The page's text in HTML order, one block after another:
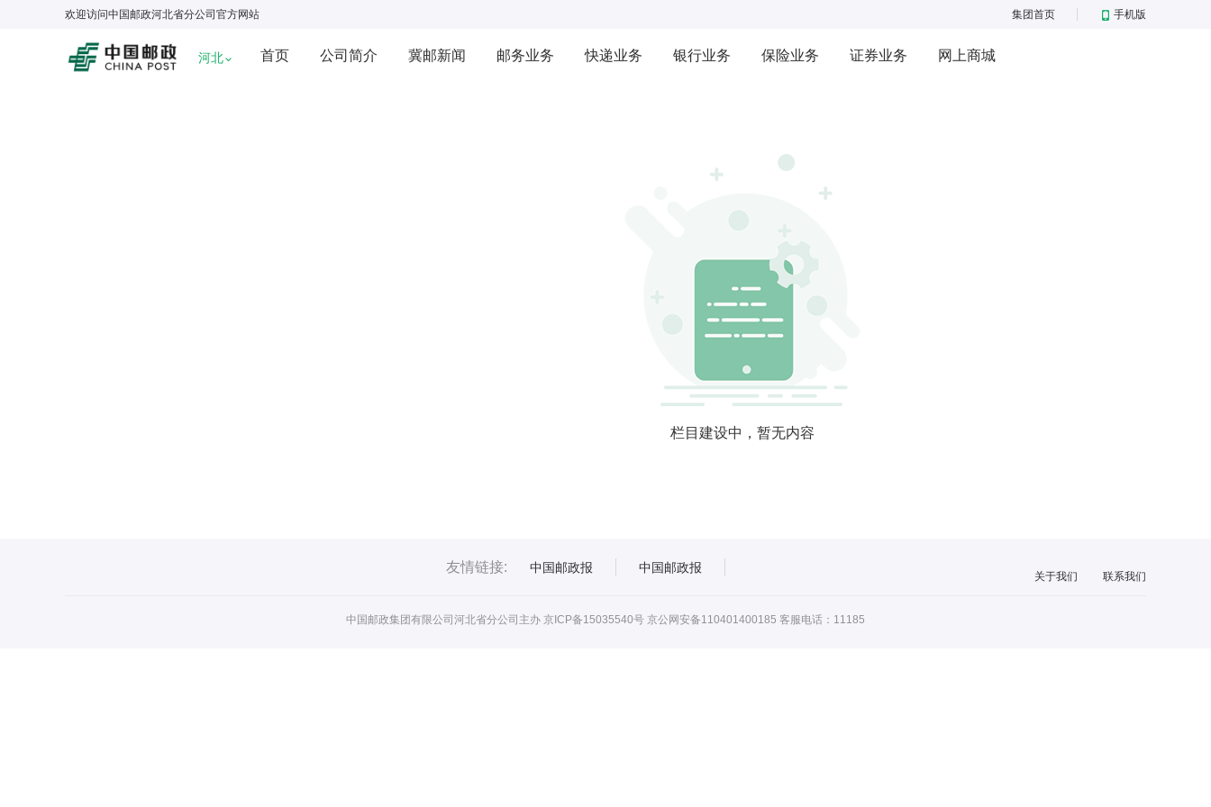
欢迎访问中国邮政河北省分公司 官方网站 集团首页 手机版
河北 首页 公司简介 冀邮新闻 邮务业务 快递业务 银行业务 保险业务 证券业务 网上商城
栏目建设中，暂无内容
友情链接: 中国邮政报 中国邮政报
关于我们 联系我们
中国邮政集团有限公司河北省分公司主办 京ICP备15035540号 京公网安备110401400185 客服电话：11185